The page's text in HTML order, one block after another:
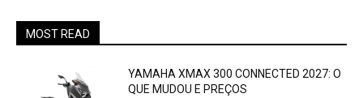
MOST READ
YAMAHA XMAX 300 CONNECTED 2027: O
QUE MUDOU E PREÇOS